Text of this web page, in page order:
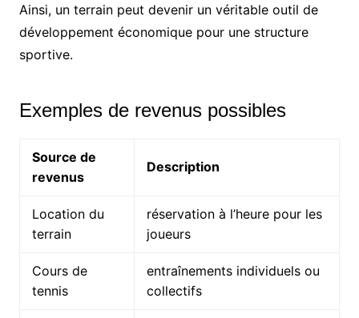
Ainsi, un terrain peut devenir un véritable outil de
développement économique pour une structure
sportive.
Exemples de revenus possibles
Source de
revenus
Description
Location du
terrain
réservation à l’heure pour les
joueurs
Cours de
tennis
entraînements individuels ou
collectifs